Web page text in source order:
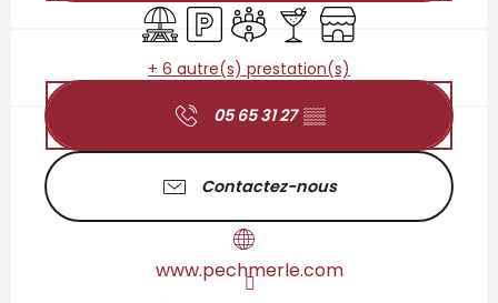
Aire de pique nique
ParkingSalle de réunion
Bar / Buvette
Boutique
+ 6 autre(s) prestation(s)
05 65 31 27 ▒▒
Contactez-nous
www.pechmerle.com